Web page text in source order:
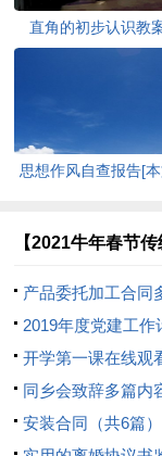
直角的初步认识教
思想作风自查报告[
【2021牛年春节
产品委托加工合同
2622字]
2019年度党建工作
1618字]
开学第一课在线观
篇）[本文共28805
同乡会致辞多篇内
5802字]
安装合同（共6篇